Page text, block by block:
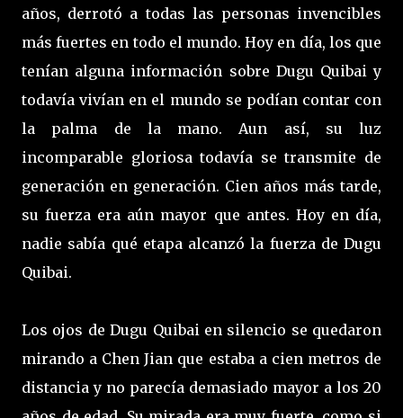
años, derrotó a todas las personas invencibles
más fuertes en todo el mundo. Hoy en día, los que
tenían alguna información sobre Dugu Quibai y
todavía vivían en el mundo se podían contar con
la palma de la mano. Aun así, su luz
incomparable gloriosa todavía se transmite de
generación en generación. Cien años más tarde,
su fuerza era aún mayor que antes. Hoy en día,
nadie sabía qué etapa alcanzó la fuerza de Dugu
Quibai.
Los ojos de Dugu Quibai en silencio se quedaron
mirando a Chen Jian que estaba a cien metros de
distancia y no parecía demasiado mayor a los 20